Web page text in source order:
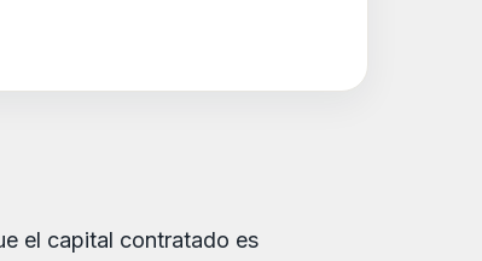
el capital contratado es